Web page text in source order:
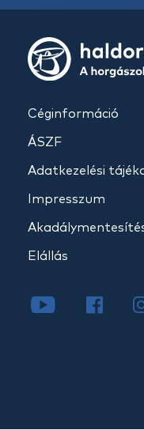
Céginformáció
ÁSZF
Adatkezelési
Impresszum
Elállás